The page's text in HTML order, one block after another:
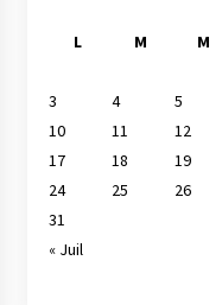
L
M M
3
4 5
10
11 12
17
18 19
24
25 26
31
« Juil